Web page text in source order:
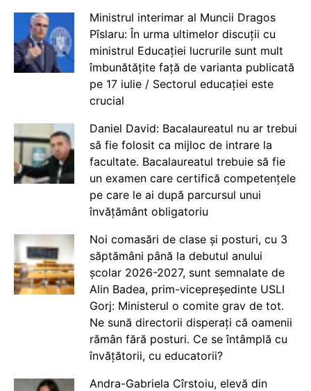
Ministrul interimar al Muncii Dragos
Pîslaru: În urma ultimelor discuții cu
ministrul Educației lucrurile sunt mult
îmbunătățite față de varianta publicată
pe 17 iulie / Sectorul educației este
crucial
Daniel David: Bacalaureatul nu ar trebui
să fie folosit ca mijloc de intrare la
facultate. Bacalaureatul trebuie să fie
un examen care certifică competențele
pe care le ai după parcursul unui
învățământ obligatoriu
Noi comasări de clase și posturi, cu 3
săptămâni până la debutul anului
școlar 2026-2027, sunt semnalate de
Alin Badea, prim-vicepreședinte USLI
Gorj: Ministerul o comite grav de tot.
Ne sună directorii disperați că oamenii
rămân fără posturi. Ce se întâmplă cu
învățătorii, cu educatorii?
Andra-Gabriela Cîrstoiu, elevă din